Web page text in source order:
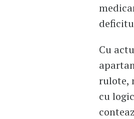
Cu
rulote,
cu